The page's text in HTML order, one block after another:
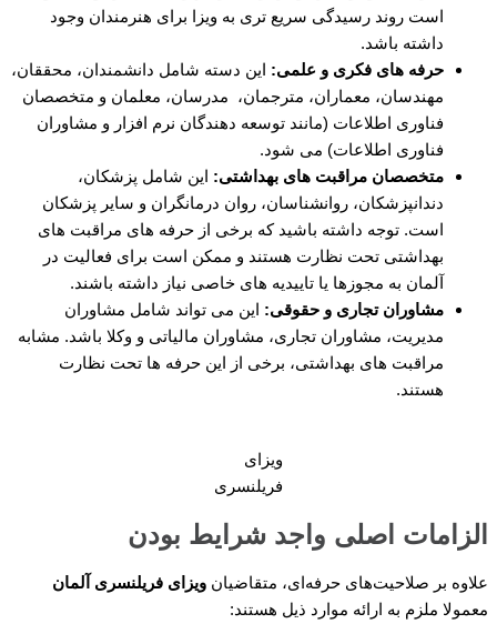
است روند رسیدگی سریع تری به ویزا برای هنرمندان وجود
داشته باشد.
حرفه های فکری و علمی: این دسته شامل دانشمندان، محققان،
مهندسان، معماران، مترجمان، مدرسان، معلمان و متخصصان
فناوری اطلاعات (مانند توسعه دهندگان نرم افزار و مشاوران
فناوری اطلاعات) می شود.
متخصصان مراقبت های بهداشتی: این شامل پزشکان،
دندانپزشکان، روانشناسان، روان درمانگران و سایر پزشکان
است. توجه داشته باشید که برخی از حرفه های مراقبت های
بهداشتی تحت نظارت هستند و ممکن است برای فعالیت در
آلمان به مجوزها یا تاییدیه های خاصی نیاز داشته باشند.
مشاوران تجاری و حقوقی: این می تواند شامل مشاوران
مدیریت، مشاوران تجاری، مشاوران مالیاتی و وکلا باشد. مشابه
مراقبت های بهداشتی، برخی از این حرفه ها تحت نظارت
هستند.
ویزای
فریلنسری
الزامات اصلی واجد شرایط بودن
علاوه بر صلاحیت‌های حرفه‌ای، متقاضیان ویزای فریلنسری آلمان
معمولا ملزم به ارائه موارد ذیل هستند: